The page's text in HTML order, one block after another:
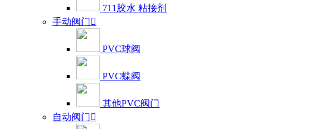
711胶水 粘接剂
手动阀门 
PVC球阀
PVC蝶阀
其他PVC阀门
自动阀门 